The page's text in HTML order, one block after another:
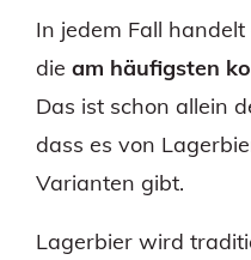
In jedem Fall
die am häufigsten
Das ist schon allein
dass es von
Varianten gibt.
Lagerbier wird